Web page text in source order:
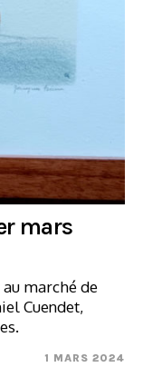
mars
marché de
Cuendet,
1 MARS 2024